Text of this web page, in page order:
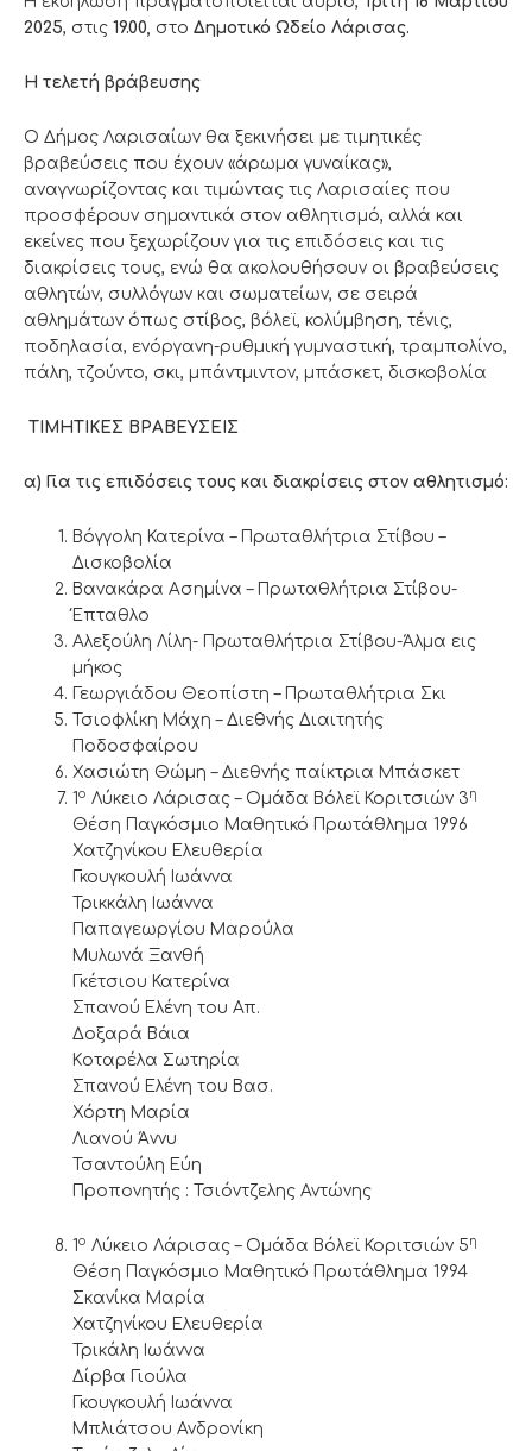
2025, στις 19.00, στο Δημοτικό Ωδείο Λάρισας.
Η τελετή βράβευσης
Ο Δήμος Λαρισαίων θα ξεκινήσει με τιμητικές
βραβεύσεις που έχουν «άρωμα γυναίκας»,
αναγνωρίζοντας και τιμώντας τις Λαρισαίες που
προσφέρουν σημαντικά στον αθλητισμό, αλλά και
εκείνες που ξεχωρίζουν για τις επιδόσεις και τις
διακρίσεις τους, ενώ θα ακολουθήσουν οι βραβεύσεις
αθλητών, συλλόγων και σωματείων, σε σειρά
αθλημάτων όπως στίβος, βόλεϊ, κολύμβηση, τένις,
ποδηλασία, ενόργανη-ρυθμική γυμναστική, τραμπολίνο,
πάλη, τζούντο, σκι, μπάντμιντον, μπάσκετ, δισκοβολία
ΤΙΜΗΤΙΚΕΣ ΒΡΑΒΕΥΣΕΙΣ
α) Για τις επιδόσεις τους και διακρίσεις στον αθλητισμό:
Βόγγολη Κατερίνα – Πρωταθλήτρια Στίβου –
Δισκοβολία
Βανακάρα Ασημίνα – Πρωταθλήτρια Στίβου-
Έπταθλο
Αλεξούλη Λίλη- Πρωταθλήτρια Στίβου-Άλμα εις
μήκος
Γεωργιάδου Θεοπίστη – Πρωταθλήτρια Σκι
Τσιοφλίκη Μάχη – Διεθνής Διαιτητής
Ποδοσφαίρου
Χασιώτη Θώμη – Διεθνής παίκτρια Μπάσκετ
1ο Λύκειο Λάρισας – Ομάδα Βόλεϊ Κοριτσιών 3η
Θέση Παγκόσμιο Μαθητικό Πρωτάθλημα 1996
Χατζηνίκου Ελευθερία
Γκουγκουλή Ιωάννα
Τρικκάλη Ιωάννα
Παπαγεωργίου Μαρούλα
Μυλωνά Ξανθή
Γκέτσιου Κατερίνα
Σπανού Ελένη του Απ.
Δοξαρά Βάια
Κoταρέλα Σωτηρία
Σπανού Ελένη του Βασ.
Χόρτη Μαρία
Λιανού Άννυ
Τσαντούλη Εύη
Προπονητής : Τσιόντζελης Αντώνης
1ο Λύκειο Λάρισας – Ομάδα Βόλεϊ Κοριτσιών 5η
Θέση Παγκόσμιο Μαθητικό Πρωτάθλημα 1994
Σκανίκα Μαρία
Χατζηνίκου Ελευθερία
Τρικάλη Ιωάννα
Δίρβα Γιούλα
Γκουγκουλή Ιωάννα
Μπλιάτσου Ανδρονίκη